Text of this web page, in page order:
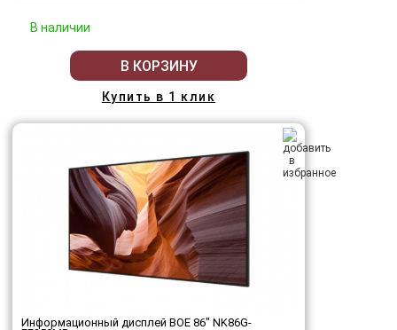
В наличии
В КОРЗИНУ
Купить в 1 клик
Информационный дисплей BOE 86" NK86G-